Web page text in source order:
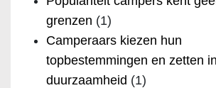
grenzen (1)
Camperaars kiezen hun
topbestemmingen en zetten
duurzaamheid (1)